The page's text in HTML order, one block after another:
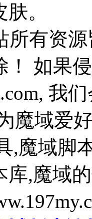
。
所有资
！ 如果
我
魔域爱
,魔域脚
库,魔域